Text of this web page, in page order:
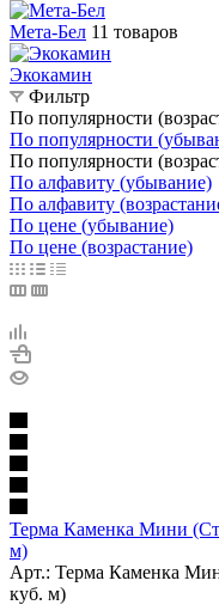
Мета-Бел 11 товаров
Экокамин
Фильтр
По популярности
По популярности
По популярности
По алфавиту (убывание)
По алфавиту
По цене (убывание)
По цене (возрастание)
Терма Каменка Мини
м)
Арт.: Терма Каменка
куб. м)